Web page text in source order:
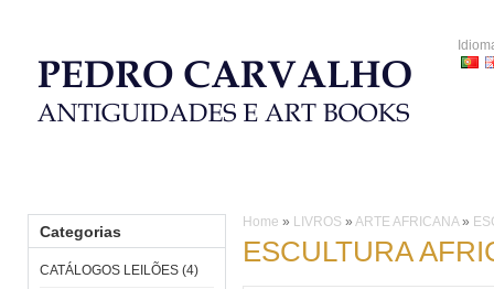
Categorias
CATÁLOGOS LEILÕES (4)
Home » LIVROS » ARTE AFRICANA»
ESCULTURA